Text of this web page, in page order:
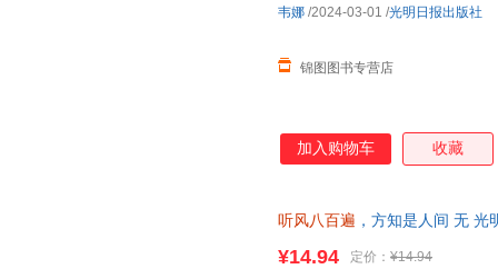
锦图图书专营店
韦娜 /2024-03-01 /光明日报出版社
加入购物车 收藏
听风八百遍 ，方知是人间 无 光
¥14.94 定价： ¥14.94